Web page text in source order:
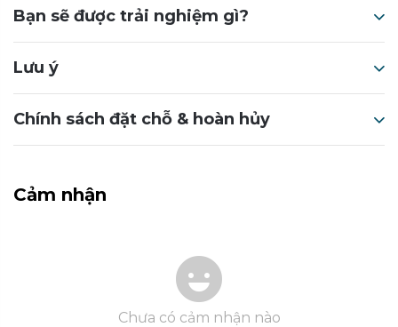
Bạn sẽ được trải nghiệm gì?
Lưu ý
Chính sách đặt chỗ & hoàn hủy
Cảm nhận
Chưa có cảm nhận nào